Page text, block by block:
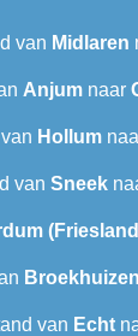
van Midlaren
Anjum naar
Hollum
van Sneek‎
Broekhuizen
van Echt